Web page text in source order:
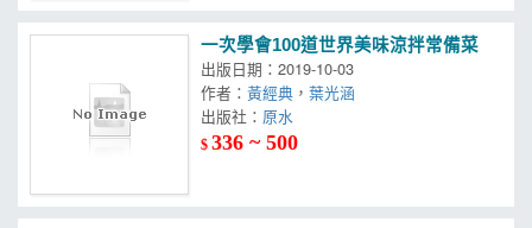
一次學會100道世界美味涼拌常備菜
出版日期：2019-10-03
作者：黃經典 ，葉光涵
出版社：
$336 ~ 500